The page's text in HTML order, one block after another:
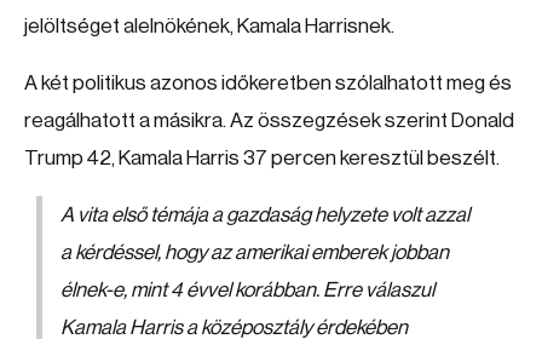
jelöltséget alelnökének, Kamala Harrisnek.
A két politikus azonos időkeretben szólalhatott meg és
reagálhatott a másikra. Az összegzések szerint Donald
Trump 42, Kamala Harris 37 percen keresztül beszélt.
A vita első témája a gazdaság helyzete volt azzal
a kérdéssel, hogy az amerikai emberek jobban
élnek-e, mint 4 évvel korábban. Erre válaszul
Kamala Harris a középosztály érdekében